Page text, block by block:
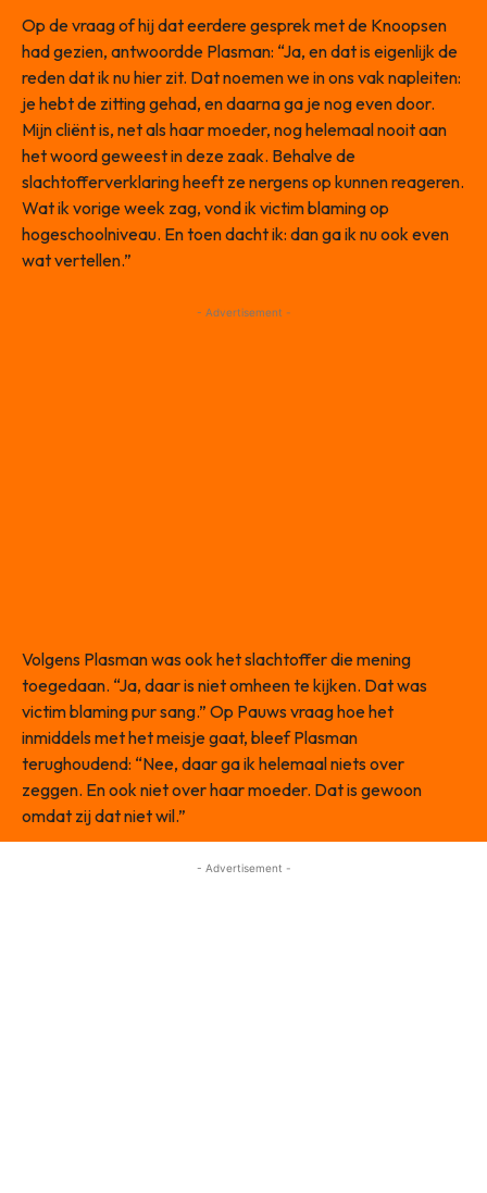
Op de vraag of hij dat eerdere gesprek met de Knoopsen
had gezien, antwoordde Plasman: “Ja, en dat is eigenlijk de
reden dat ik nu hier zit. Dat noemen we in ons vak napleiten:
je hebt de zitting gehad, en daarna ga je nog even door.
Mijn cliënt is, net als haar moeder, nog helemaal nooit aan
het woord geweest in deze zaak. Behalve de
slachtofferverklaring heeft ze nergens op kunnen reageren.
Wat ik vorige week zag, vond ik victim blaming op
hogeschoolniveau. En toen dacht ik: dan ga ik nu ook even
wat vertellen.”
- Advertisement -
Volgens Plasman was ook het slachtoffer die mening
toegedaan. “Ja, daar is niet omheen te kijken. Dat was
victim blaming pur sang.” Op Pauws vraag hoe het
inmiddels met het meisje gaat, bleef Plasman
terughoudend: “Nee, daar ga ik helemaal niets over
zeggen. En ook niet over haar moeder. Dat is gewoon
omdat zij dat niet wil.”
- Advertisement -